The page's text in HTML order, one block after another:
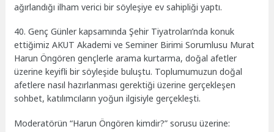
ağırlandığı ilham verici bir söyleşiye ev sahipliği yaptı.
40. Genç Günler kapsamında Şehir Tiyatroları’nda konuk
ettiğimiz AKUT Akademi ve Seminer Birimi Sorumlusu Murat
Harun Öngören gençlerle arama kurtarma, doğal afetler
üzerine keyifli bir söyleşide buluştu. Toplumumuzun doğal
afetlere nasıl hazırlanması gerektiği üzerine gerçekleşen
sohbet, katılımcıların yoğun ilgisiyle gerçekleşti.
Moderatörün “Harun Öngören kimdir?” sorusu üzerine: